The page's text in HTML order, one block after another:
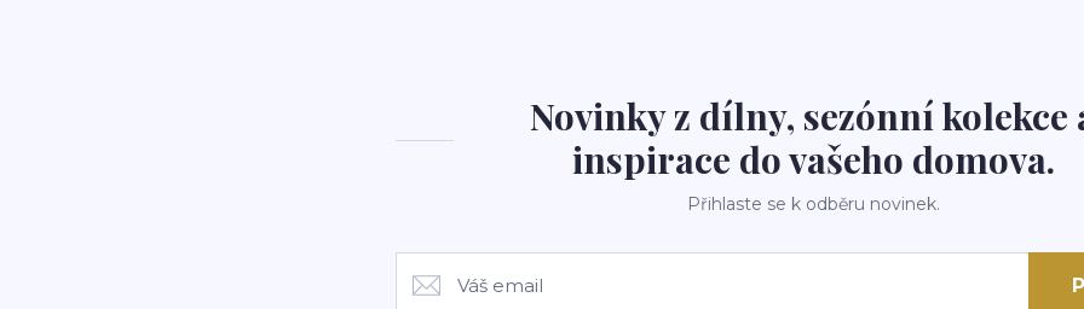
Novinky z dílny, sezónní kolekce
inspirace do vašeho domova.
Přihlaste se k odběru novinek.